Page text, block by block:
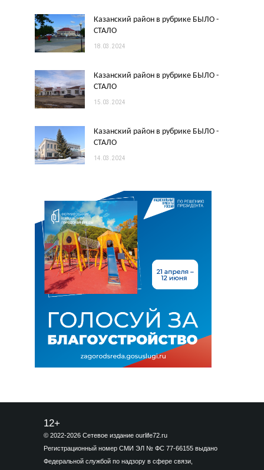
Казанский район в рубрике БЫЛО -
СТАЛО
18.03.2024
Казанский район в рубрике БЫЛО -
СТАЛО
15.03.2024
Казанский район в рубрике БЫЛО -
СТАЛО
14.03.2024
12+
© 2022-2026 Сетевое издание ourlife72.ru
Регистрационный номер СМИ ЭЛ № ФС 77-66155 выдано
Федеральной службой по надзору в сфере связи,